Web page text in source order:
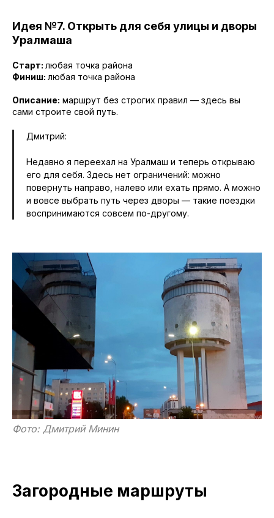
Идея №7. Открыть для себя улицы и дворы
Уралмаша
Старт: любая точка района
Финиш: любая точка района
Описание: маршрут без строгих правил — здесь вы
сами строите свой путь.
Дмитрий:
Недавно я переехал на Уралмаш и теперь открываю
его для себя. Здесь нет ограничений: можно
повернуть направо, налево или ехать прямо. А можно
и вовсе выбрать путь через дворы — такие поездки
воспринимаются совсем по-другому.
Фото: Дмитрий Минин
Загородные маршруты